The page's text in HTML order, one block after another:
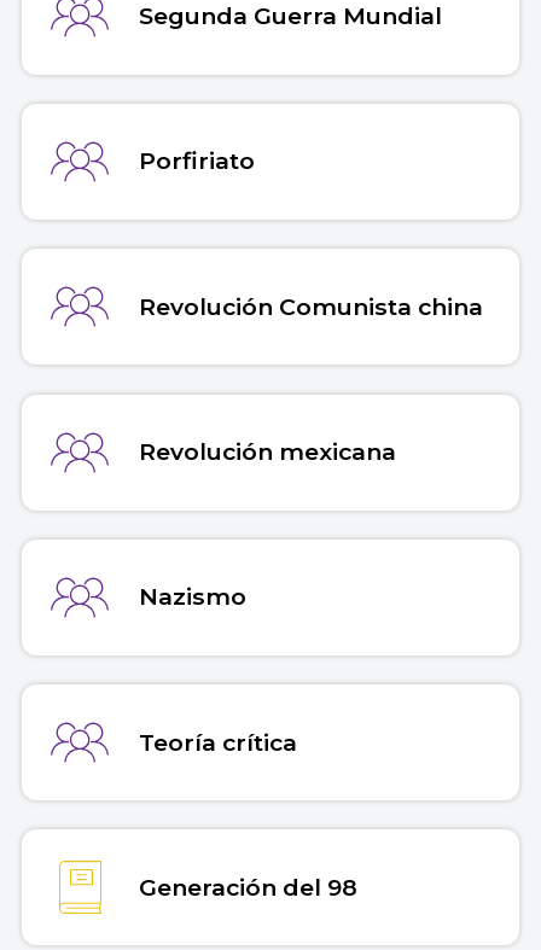
Segunda Guerra Mundial
Porfiriato
Revolución Comunista china
Revolución mexicana
Nazismo
Teoría crítica
Generación del 98